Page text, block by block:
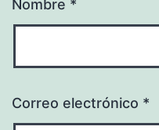
Nombre *
Correo electrónico *